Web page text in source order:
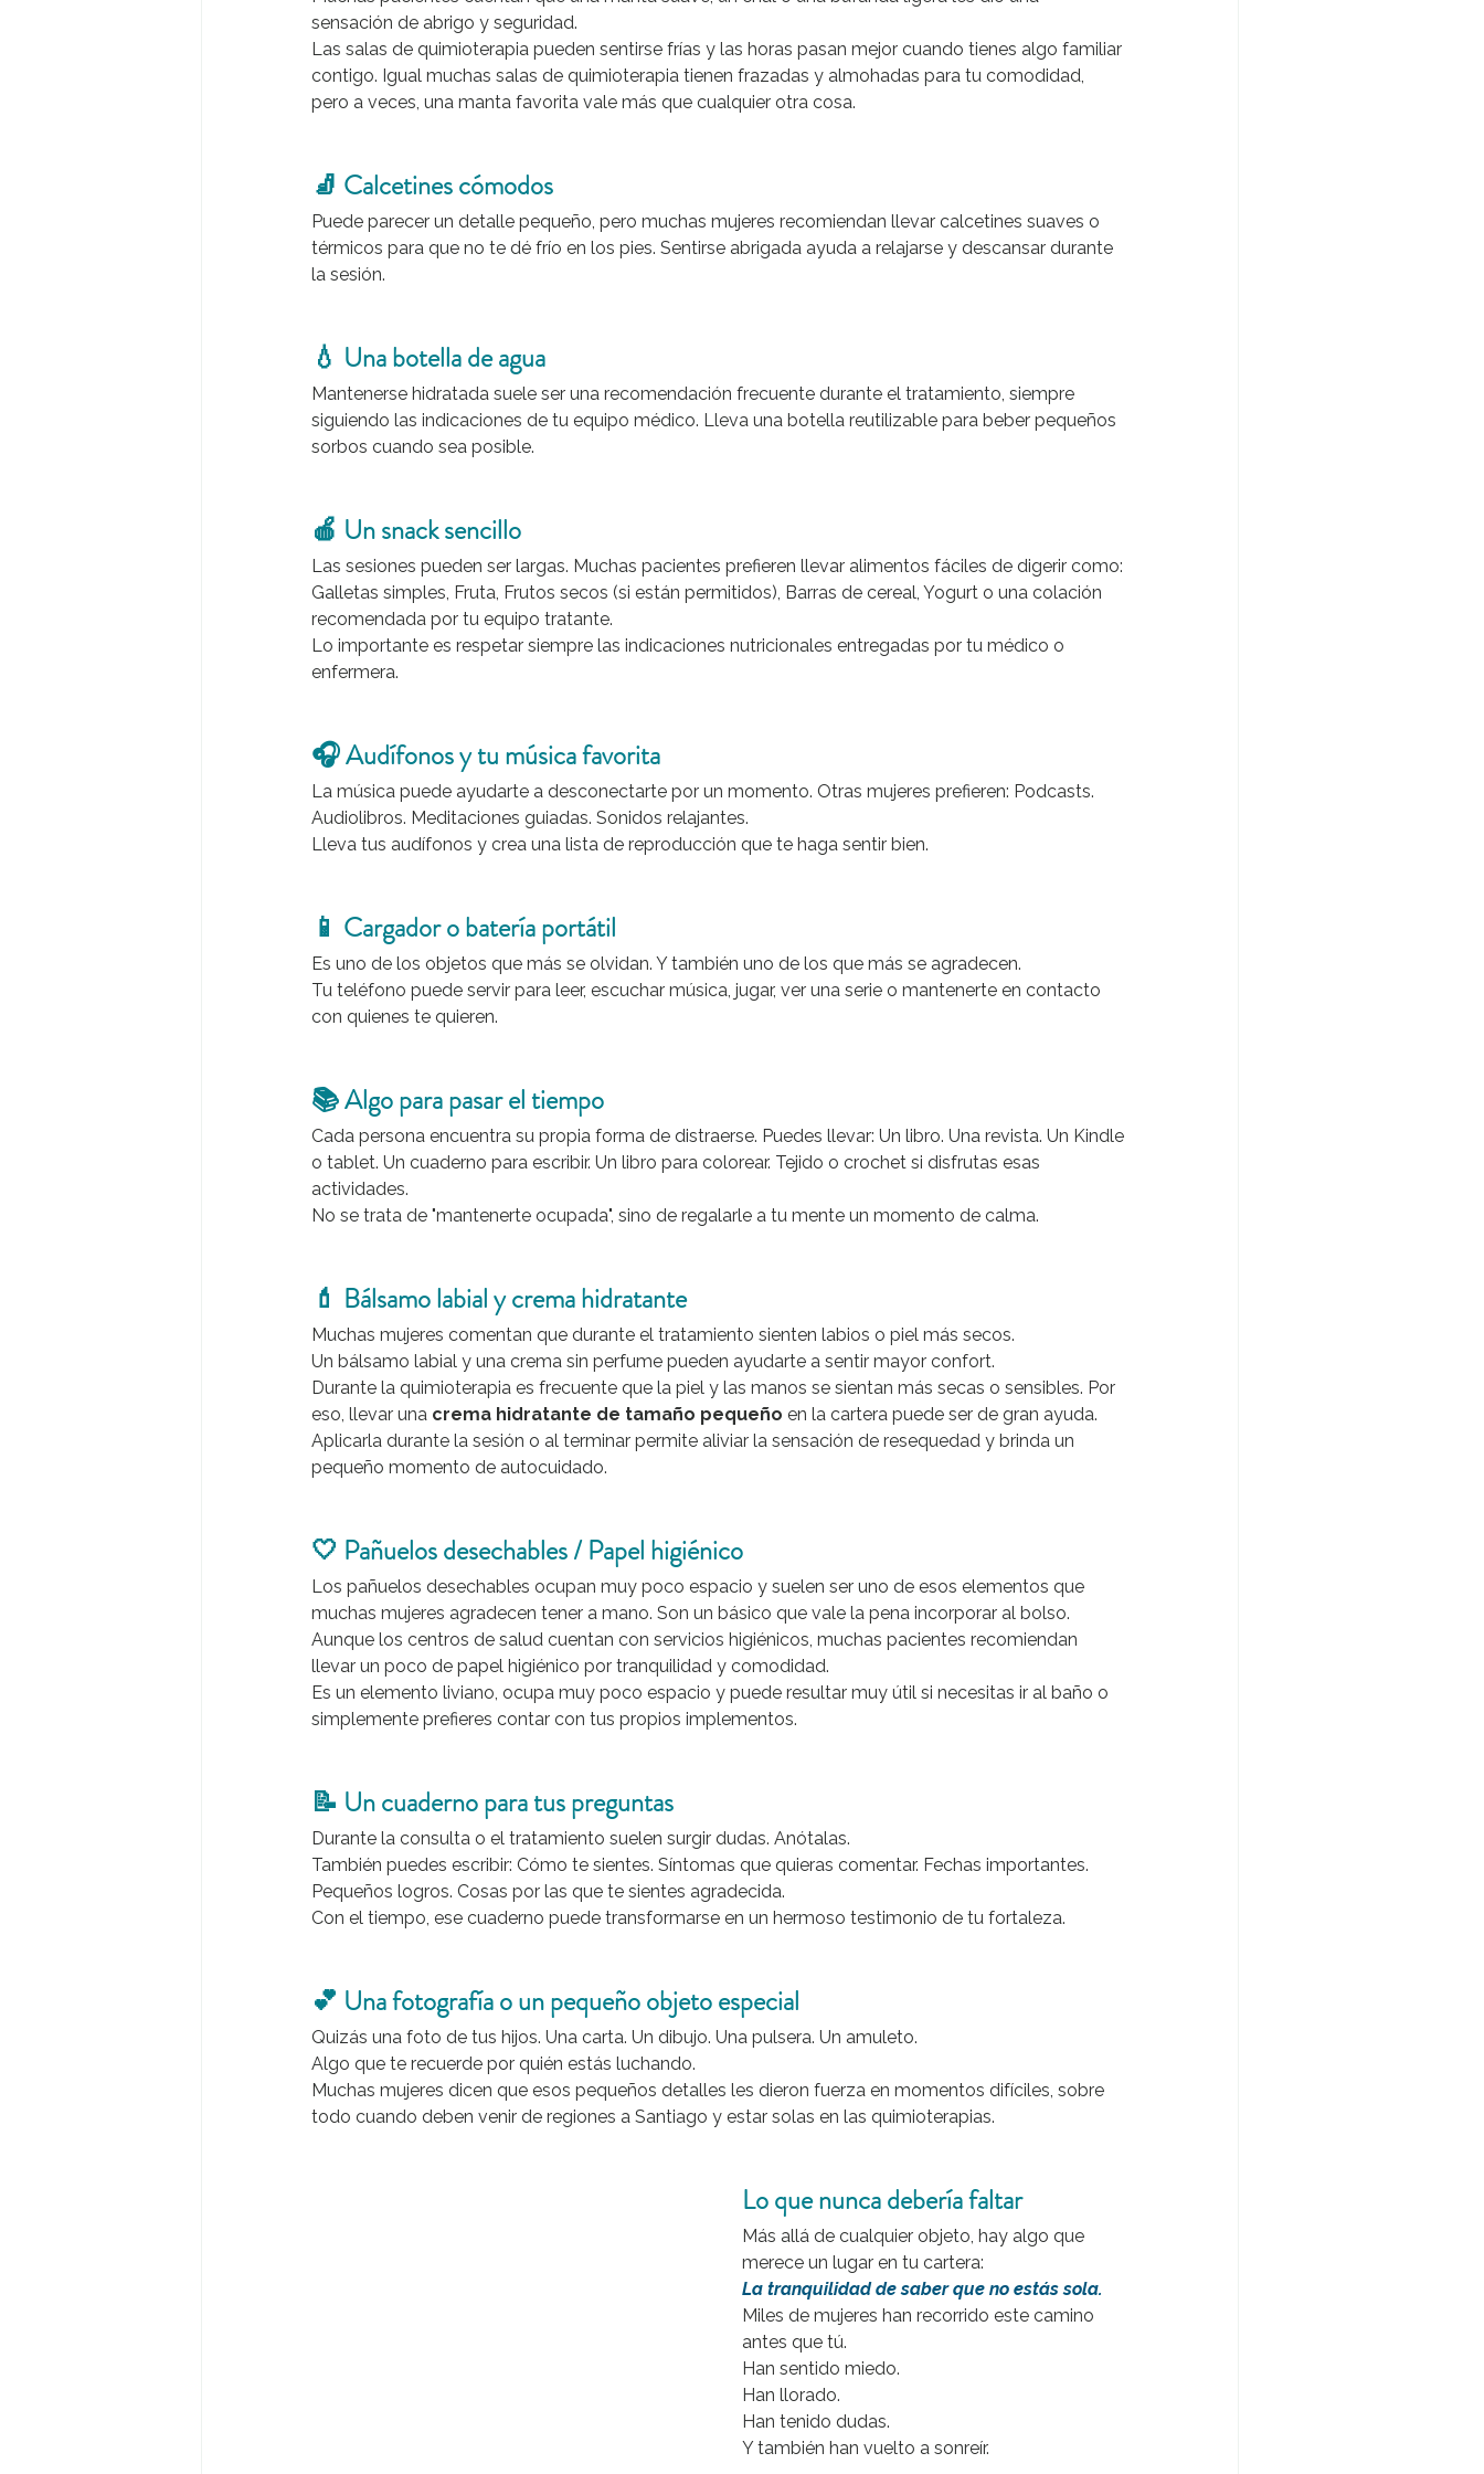
sensación de abrigo y seguridad.
Las salas de quimioterapia pueden sentirse frías y las horas pasan mejor cuando tienes algo familiar
contigo. Igual muchas salas de quimioterapia tienen frazadas y almohadas para tu comodidad,
pero a veces, una manta favorita vale más que cualquier otra cosa.
🧦 Calcetines cómodos
Puede parecer un detalle pequeño, pero muchas mujeres recomiendan llevar calcetines suaves o
térmicos para que no te dé frío en los pies. Sentirse abrigada ayuda a relajarse y descansar durante
la sesión.
💧 Una botella de agua
Mantenerse hidratada suele ser una recomendación frecuente durante el tratamiento, siempre
siguiendo las indicaciones de tu equipo médico. Lleva una botella reutilizable para beber pequeños
sorbos cuando sea posible.
🍎 Un snack sencillo
Las sesiones pueden ser largas. Muchas pacientes prefieren llevar alimentos fáciles de digerir como:
Galletas simples, Fruta, Frutos secos (si están permitidos), Barras de cereal, Yogurt o una colación
recomendada por tu equipo tratante.
Lo importante es respetar siempre las indicaciones nutricionales entregadas por tu médico o
enfermera.
🎧 Audífonos y tu música favorita
La música puede ayudarte a desconectarte por un momento. Otras mujeres prefieren: Podcasts.
Audiolibros. Meditaciones guiadas. Sonidos relajantes.
Lleva tus audífonos y crea una lista de reproducción que te haga sentir bien.
📱 Cargador o batería portátil
Es uno de los objetos que más se olvidan. Y también uno de los que más se agradecen.
Tu teléfono puede servir para leer, escuchar música, jugar, ver una serie o mantenerte en contacto
con quienes te quieren.
📚 Algo para pasar el tiempo
Cada persona encuentra su propia forma de distraerse. Puedes llevar: Un libro. Una revista. Un Kindle
o tablet. Un cuaderno para escribir. Un libro para colorear. Tejido o crochet si disfrutas esas
actividades.
No se trata de "mantenerte ocupada", sino de regalarle a tu mente un momento de calma.
💄 Bálsamo labial y crema hidratante
Muchas mujeres comentan que durante el tratamiento sienten labios o piel más secos.
Un bálsamo labial y una crema sin perfume pueden ayudarte a sentir mayor confort.
Durante la quimioterapia es frecuente que la piel y las manos se sientan más secas o sensibles. Por
eso, llevar una crema hidratante de tamaño pequeño en la cartera puede ser de gran ayuda.
Aplicarla durante la sesión o al terminar permite aliviar la sensación de resequedad y brinda un
pequeño momento de autocuidado.
🤍 Pañuelos desechables / Papel higiénico
Los pañuelos desechables ocupan muy poco espacio y suelen ser uno de esos elementos que
muchas mujeres agradecen tener a mano. Son un básico que vale la pena incorporar al bolso.
Aunque los centros de salud cuentan con servicios higiénicos, muchas pacientes recomiendan
llevar un poco de papel higiénico por tranquilidad y comodidad.
Es un elemento liviano, ocupa muy poco espacio y puede resultar muy útil si necesitas ir al baño o
simplemente prefieres contar con tus propios implementos.
📝 Un cuaderno para tus preguntas
Durante la consulta o el tratamiento suelen surgir dudas. Anótalas.
También puedes escribir: Cómo te sientes. Síntomas que quieras comentar. Fechas importantes.
Pequeños logros. Cosas por las que te sientes agradecida.
Con el tiempo, ese cuaderno puede transformarse en un hermoso testimonio de tu fortaleza.
💕 Una fotografía o un pequeño objeto especial
Quizás una foto de tus hijos. Una carta. Un dibujo. Una pulsera. Un amuleto.
Algo que te recuerde por quién estás luchando.
Muchas mujeres dicen que esos pequeños detalles les dieron fuerza en momentos difíciles, sobre
todo cuando deben venir de regiones a Santiago y estar solas en las quimioterapias.
Lo que nunca debería faltar
Más allá de cualquier objeto, hay algo que
merece un lugar en tu cartera:
La tranquilidad de saber que no estás sola.
Miles de mujeres han recorrido este camino
antes que tú.
Han sentido miedo.
Han llorado.
Han tenido dudas.
Y también han vuelto a sonreír.